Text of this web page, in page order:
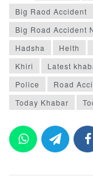
Big Raod Accident
Big Road Accident
Hadsha
Helth
Khiri
Latest
Police
Road
Today Khabar